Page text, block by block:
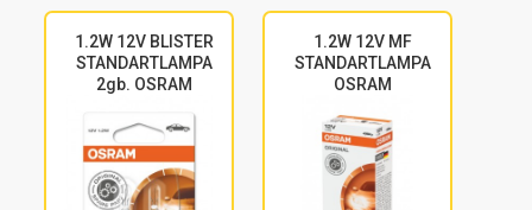
1.2W 12V BLISTER
STANDARTLAMPA
2gb. OSRAM
1.2W 12V MF
STANDARTLAMPA
OSRAM